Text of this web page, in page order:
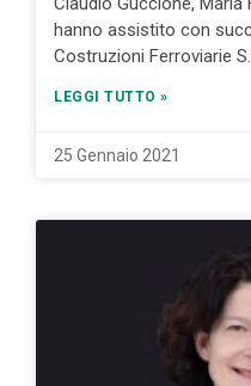
hanno assistito con
Costruzioni Ferroviarie
LEGGI TUTTO »
25 Gennaio 2021